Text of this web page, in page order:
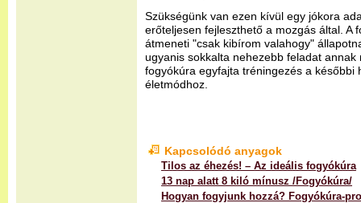
Szükségünk van ezen kívül egy jókora
erőteljesen fejleszthető a mozgás által. A
átmeneti "csak kibírom valahogy"
ugyanis sokkalta nehezebb feladat
fogyókúra egyfajta tréningezés a későbbi
életmódhoz.
Kapcsolódó anyagok
Tilos az éhezés! – Az ideális fogyókúra
13 nap alatt 8 kiló mínusz /Fogyókúra/
Hogyan fogyjunk hozzá? Fogyókúra-